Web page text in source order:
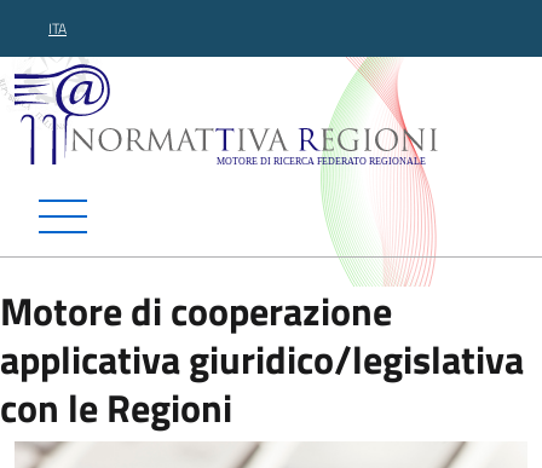
ITA
Normattiva Regioni -
Motore di cooperazione
applicativa giuridico/legislativa
con le Regioni